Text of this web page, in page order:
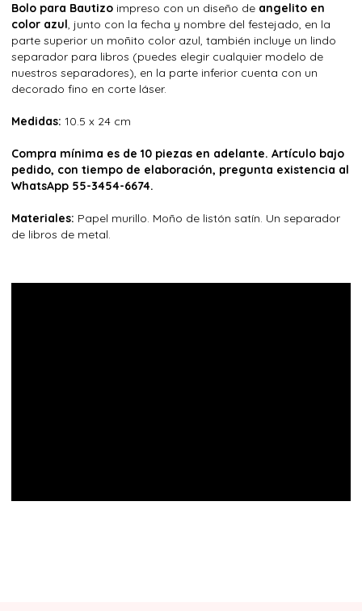
Bolo para Bautizo impreso con un diseño de angelito en
color azul, junto con la fecha y nombre del festejado, en la
parte superior un moñito color azul, también incluye un lindo
separador para libros (puedes elegir cualquier modelo de
nuestros separadores), en la parte inferior cuenta con un
decorado fino en corte láser.
Medidas: 10.5 x 24 cm
Compra mínima es de 10 piezas en adelante. Artículo bajo
pedido, con tiempo de elaboración, pregunta existencia al
WhatsApp 55-3454-6674.
Materiales: Papel murillo. Moño de listón satín. Un separador
de libros de metal.